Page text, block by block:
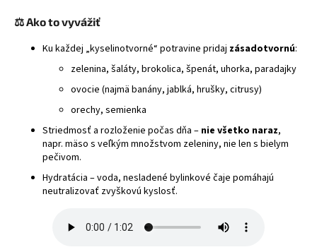
⚖️Ako to vyvážiť
Ku každej „kyselinotvorné“ potravine pridaj zásadotvornú:
zelenina, šaláty, brokolica, špenát, uhorka, paradajky
ovocie (najmä banány, jablká, hrušky, citrusy)
orechy, semienka
Striedmosť a rozloženie počas dňa – nie všetko naraz,
napr. mäso s veľkým množstvom zeleniny, nie len s bielym
pečivom.
Hydratácia – voda, nesladené bylinkové čaje pomáhajú
neutralizovať zvyškovú kyslosť.